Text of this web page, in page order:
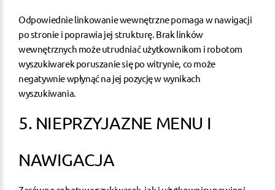
Odpowiednielinkowanie wewnętrznepomaga w nawigacji
po stronie i poprawia jej strukturę. Brak linków
wewnętrznych może utrudniać użytkownikom i robotom
wyszukiwarek poruszanie się po witrynie, co może
negatywnie wpłynąć na jej pozycję w wynikach
wyszukiwania.
5. NIEPRZYJAZNE MENU I
NAWIGACJA